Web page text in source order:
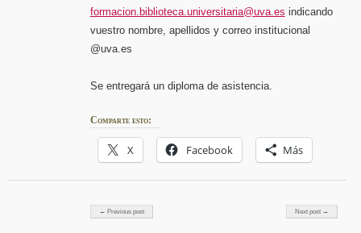
formacion.biblioteca.universitaria@uva.es indicando
vuestro nombre, apellidos y correo institucional
@uva.es
Se entregará un diploma de asistencia.
Comparte esto:
X Facebook Más
Post navigation
← Previous post Next post →